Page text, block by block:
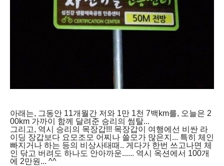
아래는, 그동안 11개월간 저와 1만 1천 7백km를, 오늘은 2
00km 가까이 함께 달려준 승리의 썸탈...
그리고, 역시 승리의 목장갑!!! 목장갑이 여행에선 비싼 라
이딩 장갑보다 요모조모 어찌나 쓸모가 많은지... 특히 체인
빠지거나 하는 등의 비상사태때.. 게다가 한번 쓰고나면 체
인 닦고 버려도 하나도 안아까운...... 역시 옥션에서 100개
에 2만원... ^^